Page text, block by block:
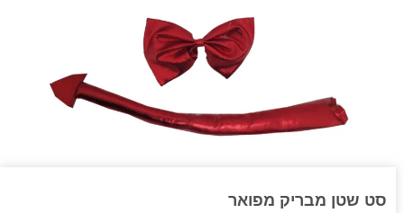
סט שטן מבריק מפואר